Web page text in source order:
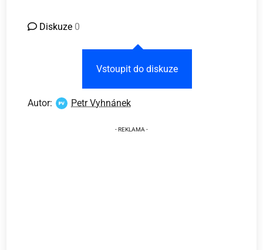
Diskuze 0
Vstoupit do diskuze
Autor: Petr Vyhnánek